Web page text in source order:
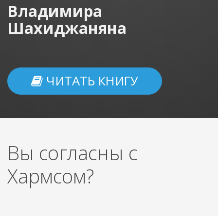
Владимира
Шахиджаняна
ЧИТАТЬ КНИГУ
Вы согласны с
Хармсом?